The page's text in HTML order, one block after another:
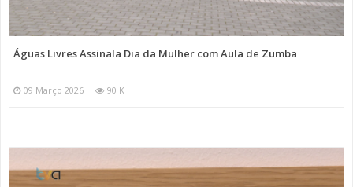
Águas Livres Assinala Dia da Mulher com Aula de Zumba
09 Março 2026 90 K